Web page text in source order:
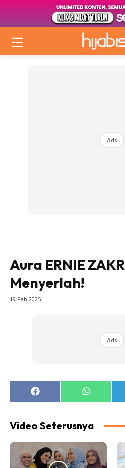
Ads
Aura ERNIE
Menyerlah!
19 Feb 2025
Ads
Share
on
Share
on
Video Seterusnya